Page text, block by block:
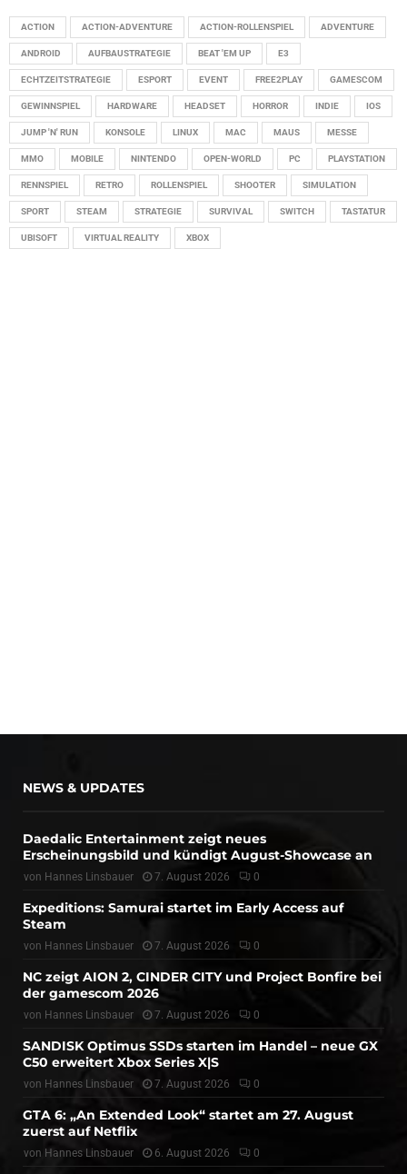
ACTION ACTION-ADVENTURE ACTION-ROLLENSPIEL ADVENTURE
ANDROID AUFBAUSTRATEGIE BEAT 'EM UP E3
ECHTZEITSTRATEGIE ESPORT EVENT FREE2PLAY GAMESCOM
GEWINNSPIEL HARDWARE HEADSET HORROR INDIE IOS
JUMP 'N' RUN KONSOLE LINUX MAC MAUS MESSE
MMO MOBILE NINTENDO OPEN-WORLD PC PLAYSTATION
RENNSPIEL RETRO ROLLENSPIEL SHOOTER SIMULATION
SPORT STEAM STRATEGIE SURVIVAL SWITCH TASTATUR
UBISOFT VIRTUAL REALITY XBOX
NEWS & UPDATES
Daedalic Entertainment zeigt neues
Erscheinungsbild und kündigt August-Showcase an
von Hannes Linsbauer 7. August 2026 0
Expeditions: Samurai startet im Early Access auf
Steam
von Hannes Linsbauer 7. August 2026 0
NC zeigt AION 2, CINDER CITY und Project Bonfire bei
der gamescom 2026
von Hannes Linsbauer 7. August 2026 0
SANDISK Optimus SSDs starten im Handel – neue GX
C50 erweitert Xbox Series X|S
von Hannes Linsbauer 7. August 2026 0
GTA 6: „An Extended Look“ startet am 27. August
zuerst auf Netflix
von Hannes Linsbauer 6. August 2026 0